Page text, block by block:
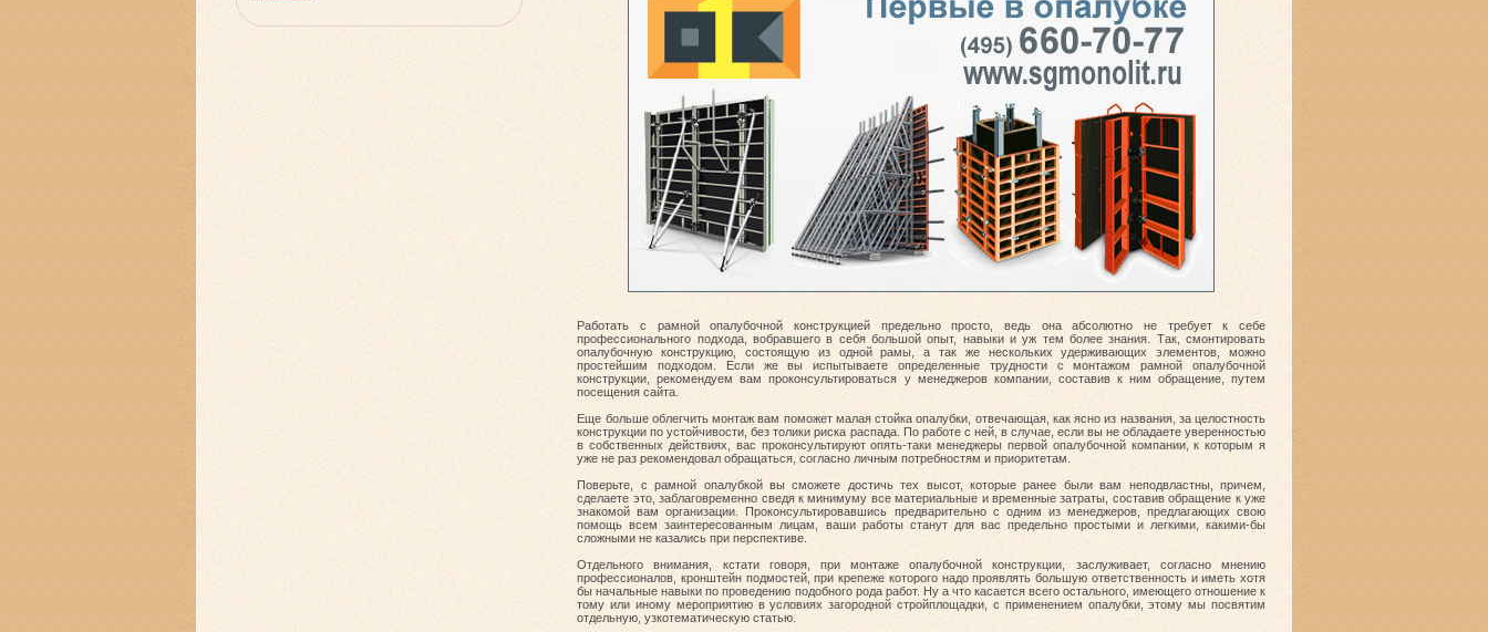
Работать с рамной опалубочной конструкцией предельно просто, ведь она абсолютно не требует к себе
профессионального подхода, вобравшего в себя большой опыт, навыки и уж тем более знания. Так, смонтировать
опалубочную конструкцию, состоящую из одной рамы, а так же нескольких удерживающих элементов, можно
простейшим подходом. Если же вы испытываете определенные трудности с монтажом рамной опалубочной
конструкции, рекомендуем вам проконсультироваться у менеджеров компании, составив к ним обращение, путем
посещения сайта.
Еще больше облегчить монтаж вам поможет малая стойка опалубки, отвечающая, как ясно из названия, за целостность
конструкции по устойчивости, без толики риска распада. По работе с ней, в случае, если вы не обладаете уверенностью
в собственных действиях, вас проконсультируют опять-таки менеджеры первой опалубочной компании, к которым я
уже не раз рекомендовал обращаться, согласно личным потребностям и приоритетам.
Поверьте, с рамной опалубкой вы сможете достичь тех высот, которые ранее были вам неподвластны, причем,
сделаете это, заблаговременно сведя к минимуму все материальные и временные затраты, составив обращение к уже
знакомой вам организации. Проконсультировавшись предварительно с одним из менеджеров, предлагающих свою
помощь всем заинтересованным лицам, ваши работы станут для вас предельно простыми и легкими, какими-бы
сложными не казались при перспективе.
Отдельного внимания, кстати говоря, при монтаже опалубочной конструкции, заслуживает, согласно мнению
профессионалов, кронштейн подмостей, при крепеже которого надо проявлять большую ответственность и иметь хотя
бы начальные навыки по проведению подобного рода работ. Ну а что касается всего остального, имеющего отношение к
тому или иному мероприятию в условиях загородной стройплощадки, с применением опалубки, этому мы посвятим
отдельную, узкотематическую статью.